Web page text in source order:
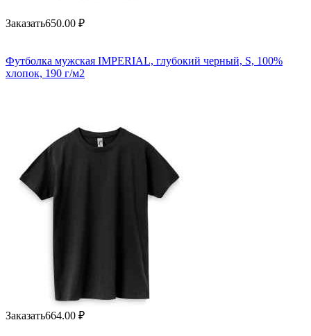
Заказать650.00 ₽
Футболка мужская IMPERIAL, глубокий черный, S, 100%
хлопок, 190 г/м2
Заказать664.00 ₽